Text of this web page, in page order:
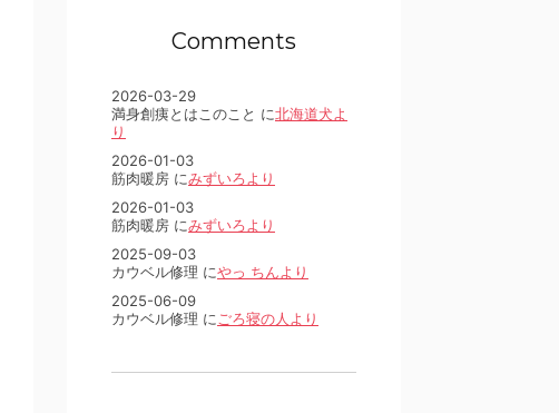
Comments
2026-03-29
満身創痍とはこのこと に北海道犬よ
り
2026-01-03
筋肉暖房 にみずいろより
2026-01-03
筋肉暖房 にみずいろより
2025-09-03
カウベル修理 にやっ ちんより
2025-06-09
カウベル修理 に ごろ寝の人より